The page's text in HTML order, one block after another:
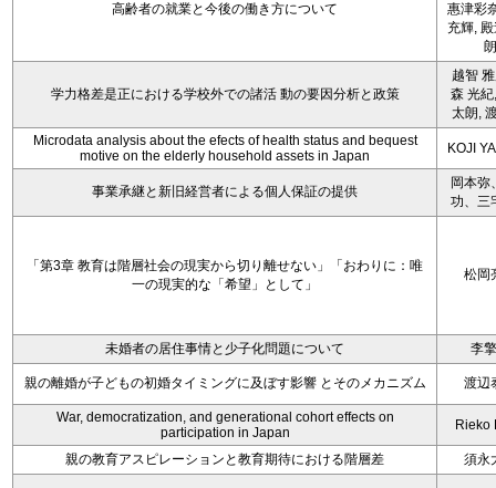
高齢者の就業と今後の働き方について
惠津彩
充輝,
朗
学力格差是正における学校外での諸活 動の要因分析と政策
越智
森 光紀
太朗,
Microdata analysis about the efects of health status and bequest
motive on the elderly household assets in Japan
KOJI
事業承継と新旧経営者による個人保証の提供
岡本弥
功、三
「第3章 教育は階層社会の現実から切り離せない」「おわりに：唯
一の現実的な「希望」として」
松岡
未婚者の居住事情と少子化問題について 李
親の離婚が子どもの初婚タイミングに及ぼす影響 とそのメカニズム 渡辺
War, democratization, and generational cohort effects on
participation in Japan
Rieko
親の教育アスピレーションと教育期待における階層差 須永